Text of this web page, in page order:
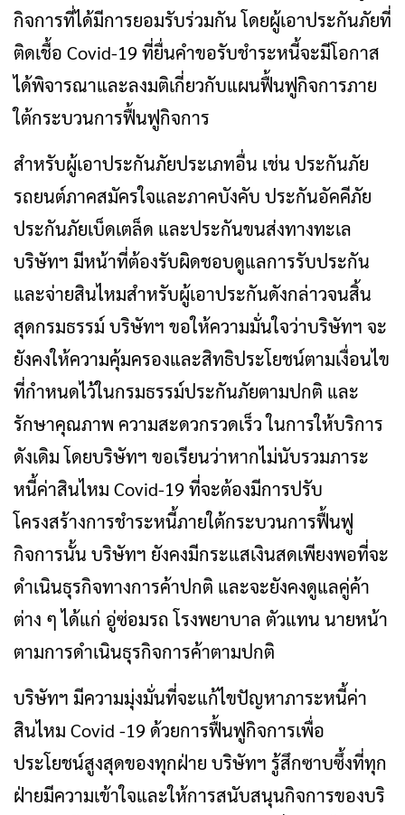
กิจการที่ได้มีการยอมรับร่วมกัน โดยผู้เอาประกันภัยที่
ติดเชื้อ Covid-19 ที่ยื่นคำขอรับชำระหนี้จะมีโอกาส
ได้พิจารณาและลงมติเกี่ยวกับแผนฟื้นฟูกิจการภาย
ใต้กระบวนการฟื้นฟูกิจการ
สำหรับผู้เอาประกันภัยประเภทอื่น เช่น ประกันภัย
รถยนต์ภาคสมัครใจและภาคบังคับ ประกันอัคคีภัย
ประกันภัยเบ็ดเตล็ด และประกันขนส่งทางทะเล
บริษัทฯ มีหน้าที่ต้องรับผิดชอบดูแลการรับประกัน
และจ่ายสินไหมสำหรับผู้เอาประกันดังกล่าวจนสิ้น
สุดกรมธรรม์ บริษัทฯ ขอให้ความมั่นใจว่าบริษัทฯ จะ
ยังคงให้ความคุ้มครองและสิทธิประโยชน์ตามเงื่อนไข
ที่กำหนดไว้ในกรมธรรม์ประกันภัยตามปกติ และ
รักษาคุณภาพ ความสะดวกรวดเร็ว ในการให้บริการ
ดังเดิม โดยบริษัทฯ ขอเรียนว่าหากไม่นับรวมภาระ
หนี้ค่าสินไหม Covid-19 ที่จะต้องมีการปรับ
โครงสร้างการชำระหนี้ภายใต้กระบวนการฟื้นฟู
กิจการนั้น บริษัทฯ ยังคงมีกระแสเงินสดเพียงพอที่จะ
ดำเนินธุรกิจทางการค้าปกติ และจะยังคงดูแลคู่ค้า
ต่าง ๆ ได้แก่ อู่ซ่อมรถ โรงพยาบาล ตัวแทน นายหน้า
ตามการดำเนินธุรกิจการค้าตามปกติ
บริษัทฯ มีความมุ่งมั่นที่จะแก้ไขปัญหาภาระหนี้ค่า
สินไหม Covid -19 ด้วยการฟื้นฟูกิจการเพื่อ
ประโยชน์สูงสุดของทุกฝ่าย บริษัทฯ รู้สึกซาบซึ้งที่ทุก
ฝ่ายมีความเข้าใจและให้การสนับสนุนกิจการของบริ